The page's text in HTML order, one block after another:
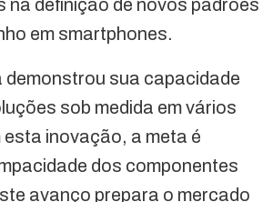
na definição de novos padrões
em smartphones.
demonstrou sua capacidade
sob medida em vários
inovação, a meta é
dos componentes
avanço prepara o mercado